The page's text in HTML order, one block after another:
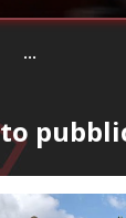
...